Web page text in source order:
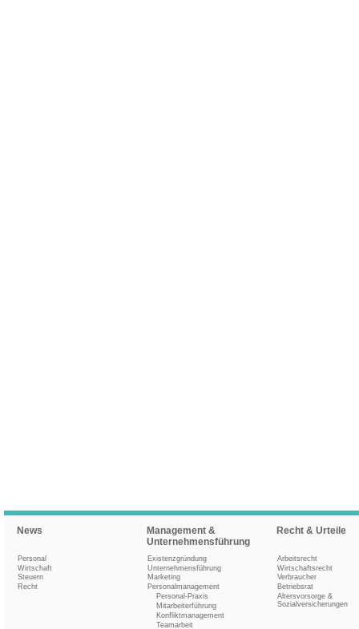
News
Personal
Wirtschaft
Steuern
Recht
Management &
Unternehmensführung
Existenzgründung
Unternehmensführung
Marketing
Personalmanagement
Personal-Praxis
Mitarbeiterführung
Konfliktmanagement
Teamarbeit
Recht & Urteile
Arbeitsrecht
Wirtschaftsrecht
Verbraucher
Betriebsrat
Altersvorsorge &
Sozialversicherungen